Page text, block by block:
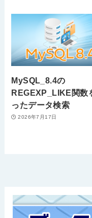
MySQL_8.4の
REGEXP_LIKE関数
ったデータ検索
2026年7月17日